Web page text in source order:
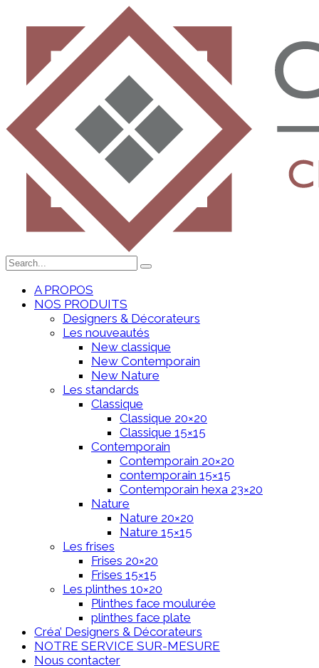
A PROPOS
NOS PRODUITS
Designers & Décorateurs
Les nouveautés
New classique
New Contemporain
New Nature
Les standards
Classique
Classique 20×20
Classique 15×15
Contemporain
Contemporain 20×20
contemporain 15×15
Contemporain hexa 23×20
Nature
Nature 20×20
Nature 15×15
Les frises
Frises 20×20
Frises 15×15
Les plinthes 10×20
Plinthes face moulurée
plinthes face plate
Créa’ Designers & Décorateurs
NOTRE SERVICE SUR-MESURE
Nous contacter